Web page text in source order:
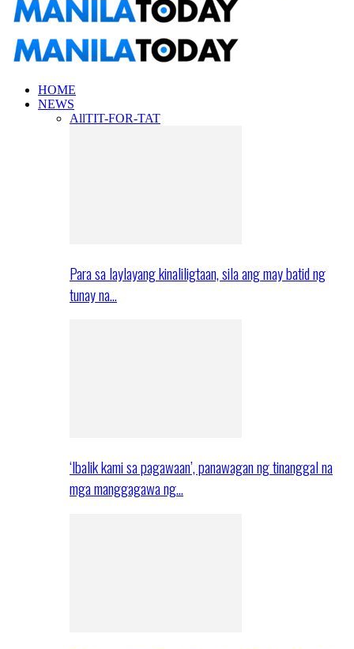
HOME
NEWS
AllTIT-FOR-TAT
Para sa laylayang kinaliligtaan, sila ang may batid ng
tunay na…
‘Ibalik kami sa pagawaan’, panawagan ng tinanggal na
mga manggagawa ng…